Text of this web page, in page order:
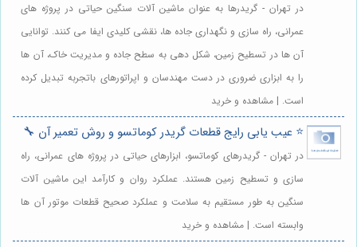
در تهران - گریدرها به عنوان ماشین آلات سنگین حیاتی در پروژه های
عمرانی، راه سازی و نگهداری جاده ها، نقشی کلیدی ایفا می کنند. توانایی
آن ها در تسطیح زمین، شکل دهی به سطح جاده و مدیریت خاک، آن ها
را به ابزاری ضروری در دست مهندسان و اپراتورهای باتجربه تبدیل کرده
است. | مشاهده و خرید
⭐️ عیب یابی رایج قطعات گریدر کوماتسو و روش تعمیر آن 🔧
در تهران - گریدرهای کوماتسو، ابزارهای حیاتی در پروژه های عمرانی، راه
سازی و تسطیح زمین هستند. عملکرد روان و کارآمد این ماشین آلات
سنگین به طور مستقیم به سلامت و عملکرد صحیح قطعات موتور آن ها
وابسته است. | مشاهده و خرید